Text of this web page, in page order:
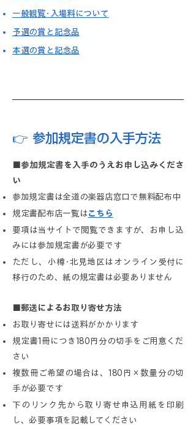
一般観覧･入場料について
予選の賞と記念品
​本選の賞と記念品
👉 参加規定書の入手方法
■参加規定書を入手のうえお申し込みくださ
い
参加規定書は全道の楽器店窓口で無料配布中
​規定書配布店一覧はこちら
要項は当サイトで閲覧できますが、お申し込
みには参加規定書が必要です
ただし、 小樽･北見地区はオンライン受付に
移行のため、紙の規定書は必要ありません
■郵送によるお取り寄せ方法
お取り寄せには送料がかかります
規定書1冊につき180円分の切手をご用意くだ
さい
複数冊ご希望の場合は、180円×数量分の切
手が必要です
下のリンク先から取り寄せ申込用紙を印刷
し、必要事項を記載してください